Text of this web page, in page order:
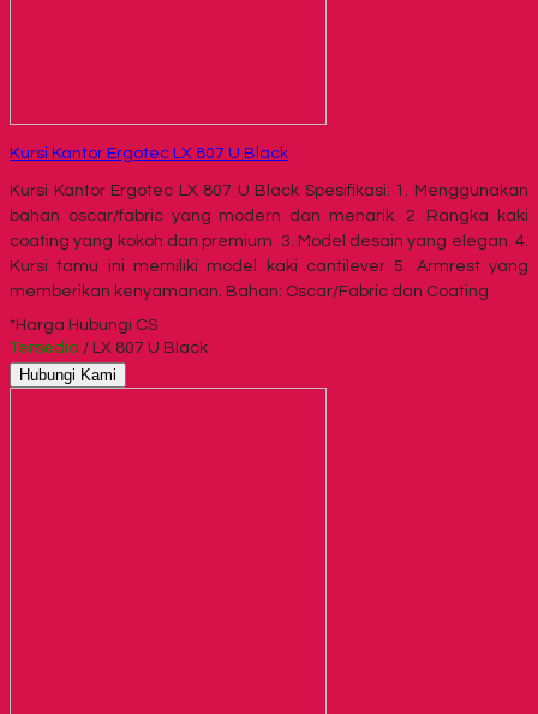
Kursi Kantor Ergotec LX 807 U Black
Kursi Kantor Ergotec LX 807 U Black Spesifikasi: 1. Menggunakan
bahan oscar/fabric yang modern dan menarik. 2. Rangka kaki
coating yang kokoh dan premium. 3. Model desain yang elegan. 4.
Kursi tamu ini memiliki model kaki cantilever 5. Armrest yang
memberikan kenyamanan. Bahan: Oscar/Fabric dan Coating
*Harga Hubungi CS
Tersedia / LX 807 U Black
Hubungi Kami